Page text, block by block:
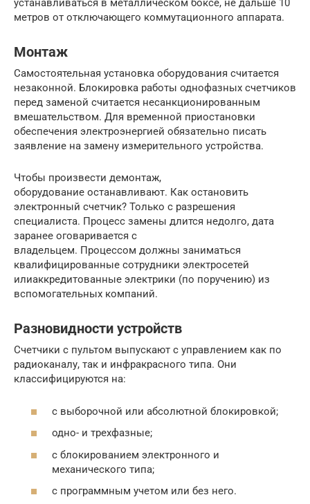
устанавливаться в металлическом боксе, не дальше 10
метров от отключающего коммутационного аппарата.
Монтаж
Самостоятельная установка оборудования считается
незаконной. Блокировка работы однофазных счетчиков
перед заменой считается несанкционированным
вмешательством. Для временной приостановки
обеспечения электроэнергией обязательно писать
заявление на замену измерительного устройства.
Чтобы произвести демонтаж,
оборудование останавливают. Как остановить
электронный счетчик? Только с разрешения
специалиста. Процесс замены длится недолго, дата
заранее оговаривается с
владельцем. Процессом должны заниматься
квалифицированные сотрудники электросетей
илиаккредитованные электрики (по поручению) из
вспомогательных компаний.
Разновидности устройств
Счетчики с пультом выпускают с управлением как по
радиоканалу, так и инфракрасного типа. Они
классифицируются на:
с выборочной или абсолютной блокировкой;
одно- и трехфазные;
с блокированием электронного и
механического типа;
с программным учетом или без него.